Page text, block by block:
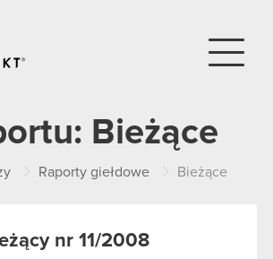
Bieżące
Raporty giełdowe Bieżące
nr 11/2008